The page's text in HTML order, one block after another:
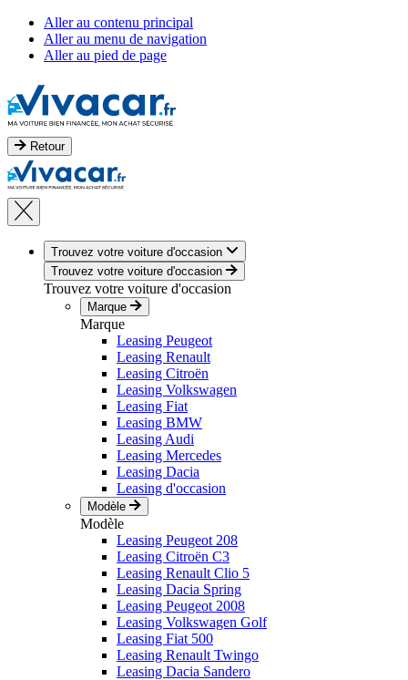
Aller au contenu principal
Aller au menu de navigation
Aller au pied de page
Retour
Trouvez votre voiture d'occasion
Trouvez votre voiture d'occasion
Trouvez votre voiture d'occasion
Marque
Marque
Leasing Peugeot
Leasing Renault
Leasing Citroën
Leasing Volkswagen
Leasing Fiat
Leasing BMW
Leasing Audi
Leasing Mercedes
Leasing Dacia
Leasing d'occasion
Modèle
Modèle
Leasing Peugeot 208
Leasing Citroën C3
Leasing Renault Clio 5
Leasing Dacia Spring
Leasing Peugeot 2008
Leasing Volkswagen Golf
Leasing Fiat 500
Leasing Renault Twingo
Leasing Dacia Sandero